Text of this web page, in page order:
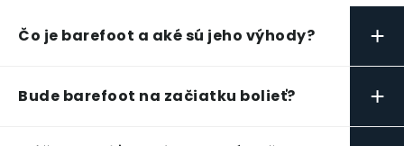
Čo je barefoot a aké sú jeho výhody? +
Bude barefoot na začiatku bolieť? +